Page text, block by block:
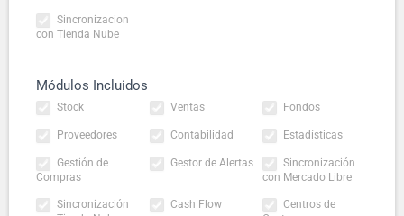
Sincronizacion
con Tienda Nube
Módulos Incluidos
Stock Ventas Fondos
Proveedores Contabilidad Estadísticas
Gestión de
Compras
Gestor de Alertas
Sincronización
con Mercado Libre
Sincronización
Cash Flow
Centros de